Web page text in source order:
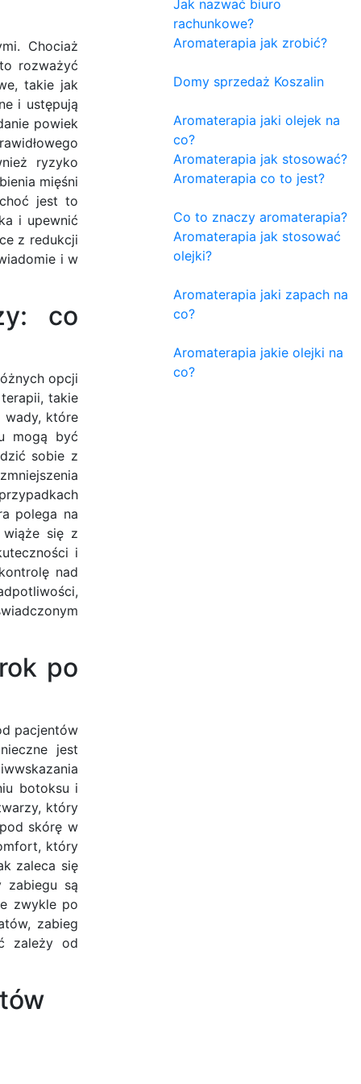
Chociaż
rozważyć
takie jak
i ustępują
powiek
ryzyko
mięśni
jest to
i upewnić
z redukcji
i w
co
opcji
takie
wady, które
mogą być
sobie z
polega na
wiąże się z
i
nad
po
pacjentów
jest
botoksu i
który
skórę w
który
zaleca się
zabiegu są
zwykle po
zabieg
zależy od
Jak nazwać biuro
rachunkowe?
Aromaterapia jak zrobić?
Domy sprzedaż Koszalin
Aromaterapia jaki olejek na
co?
Aromaterapia jak stosować?
Aromaterapia co to jest?
Co to znaczy aromaterapia?
Aromaterapia jak stosować
olejki?
Aromaterapia jaki zapach na
co?
Aromaterapia jakie olejki na
co?